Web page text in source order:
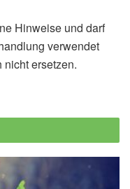
Hinweise und darf
verwendet
ersetzen.